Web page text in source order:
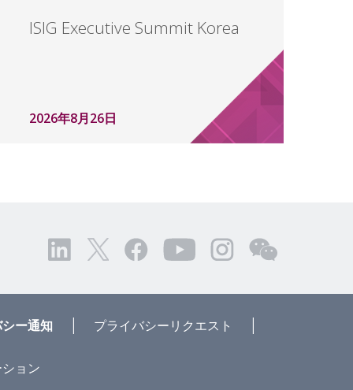
ISIG Executive Summit Korea
2026年8月26日
ー通知 | プライバシーリクエスト |
ョン